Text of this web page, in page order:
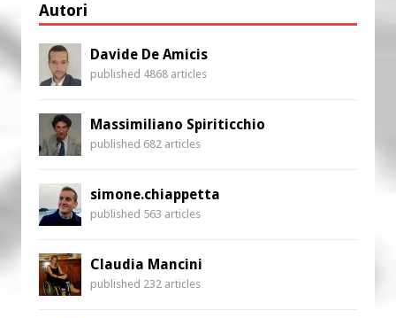
Autori
Davide De Amicis
published 4868 articles
Massimiliano Spiriticchio
published 682 articles
simone.chiappetta
published 563 articles
Claudia Mancini
published 232 articles